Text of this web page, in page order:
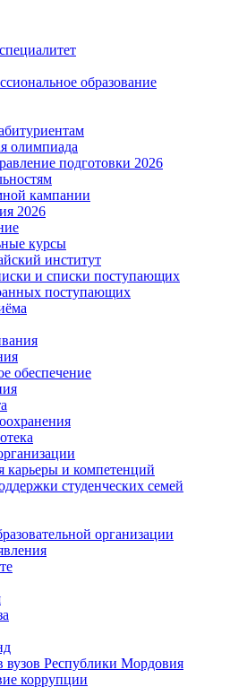
образование
олимпиада
подготовки 2026
кампании
2026
курсы
институт
и списки поступающих
поступающих
обеспечение
карьеры и компетенций
студенческих семей
организации
вузов Республики Мордовия
коррупции